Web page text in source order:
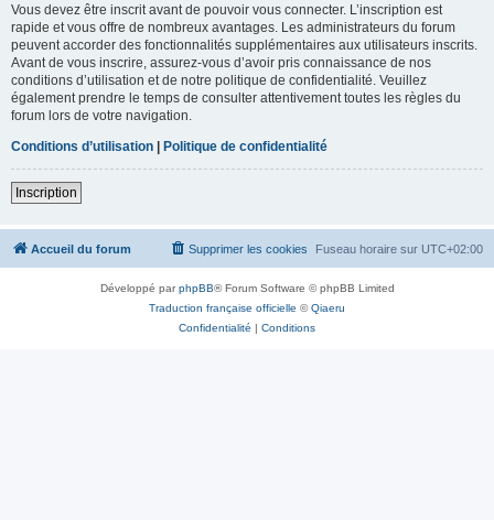
Vous devez être inscrit avant de pouvoir vous connecter. L’inscription est
rapide et vous offre de nombreux avantages. Les administrateurs du forum
peuvent accorder des fonctionnalités supplémentaires aux utilisateurs inscrits.
Avant de vous inscrire, assurez-vous d’avoir pris connaissance de nos
conditions d’utilisation et de notre politique de confidentialité. Veuillez
également prendre le temps de consulter attentivement toutes les règles du
forum lors de votre navigation.
Conditions d’utilisation | Politique de confidentialité
Inscription
Accueil du forum Fuseau horaire sur UTC+02:00
Supprimer les cookies
Développé parphpBB® Forum Software © phpBB Limited
Traduction française officielle ©Qiaeru
Confidentialité | Conditions